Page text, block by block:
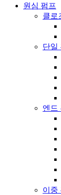
원심 펌프
클로
단일
엔드
이중